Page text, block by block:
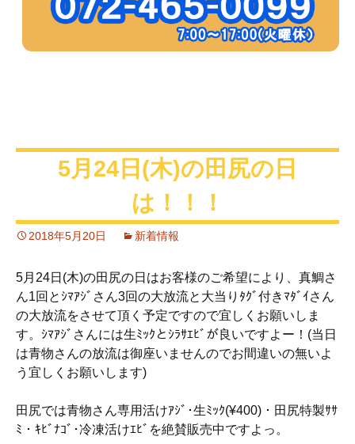
5月24日(木)の田尻の日
は！！！
2018年5月20日 新着情報
5月24日(木)の田尻の日はお客様のご希望により、真鯛さ
ん1回とｼﾏｱｼﾞさん3回の大放流と大当りﾀｸﾞ付きﾏﾀﾞｲさん
の大放流をさせて頂く予定ですので宜しくお願いしま
す。ｼﾏｱｼﾞさんには生ﾐｯｸとｼﾗｻｴﾋﾞが良いですよー！(当日
は青物さんの放流は御座いませんのでお間違いの無いよ
う宜しくお願いします)
田尻では青物さん専用活けｱｼﾞ･生ﾐｯｸ(¥400)・田尻特製ｻｻ
ﾐ・ｷﾋﾞﾅｺﾞ･冷凍活けｴﾋﾞを絶賛販売中ですよっ。